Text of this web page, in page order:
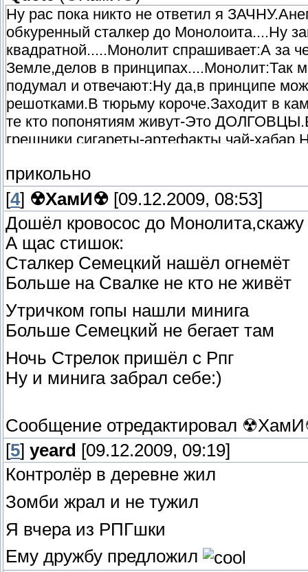
Ну рас пока никто не ответил я
обкуренный сталкер до Монолоита....Ну
квадратной.....Монолит спрашивает:А за
Земле,делов в принципах....Монолит:Так
подумал и отвечают:Ну да,в принципе
решотками.В тюрьму короче.Заходит в
те кто попонятиям живут-Это
грешники,сигареты-артефакты,чай-
мутунтов и говорит:(интонация
КАБАН!!!
прикольно
[4] ☢ХамИ☢ [09.12.2009, 08:53]
Дошёл кровосос до
А щас стишок:
Сталкер Семецкий нашёл огнемёт
Больше на Свалке не кто не живёт
Утричком гопы нашли минига
Больше Семецкий не бегает там
Ночь Стрелок пришёл с Рпг
Ну и минига забрал себе:)
Сообщение отредактировал
[5] yeard [09.12.2009, 09:19]
Контролёр в деревне жил
Зомби жрал и не тужил
Я вчера из РПГшки
Ему дружбу предложил